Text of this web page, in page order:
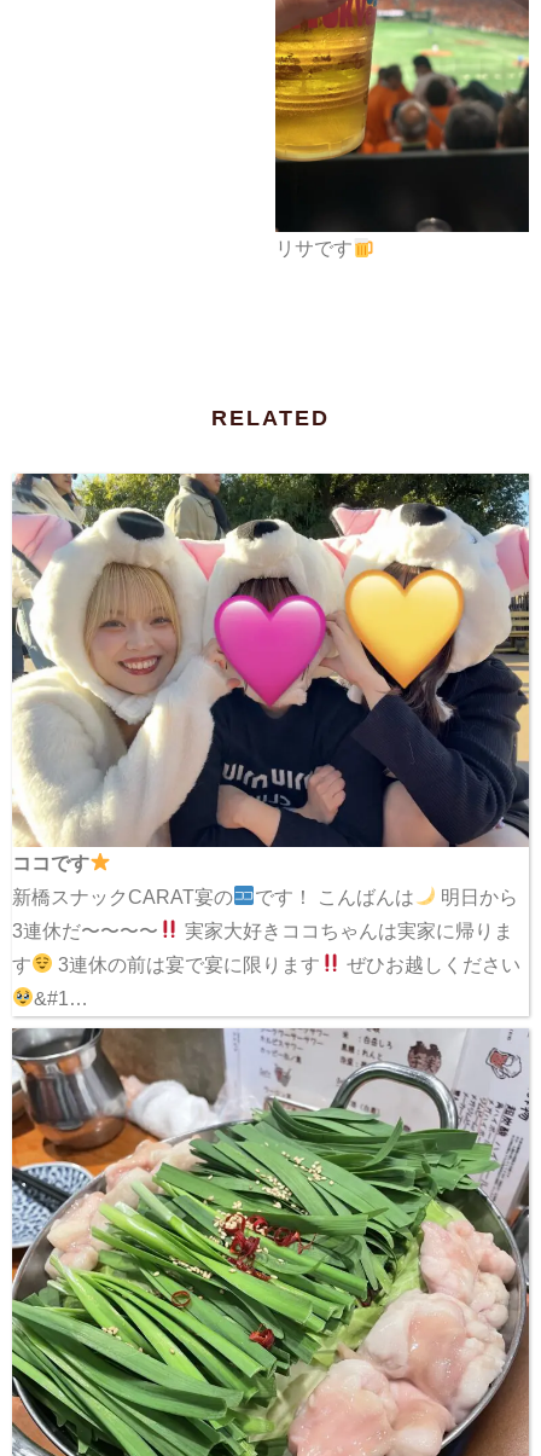
リサです
RELATED
ココです
新橋スナックCARAT宴の
です！ こんばんは
明日から
3連休だ〜〜〜〜
実家大好きココちゃんは実家に帰りま
す
3連休の前は宴で宴に限ります
ぜひお越しください
&#1…